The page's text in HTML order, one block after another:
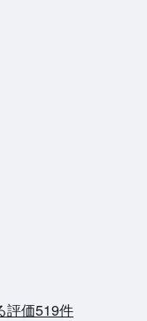
評価519​件